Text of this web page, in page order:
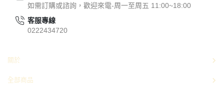
如需訂購或諮詢，歡迎來電-周一至周五 11:00~18:00
客服專線
0222434720
關於
全部商品